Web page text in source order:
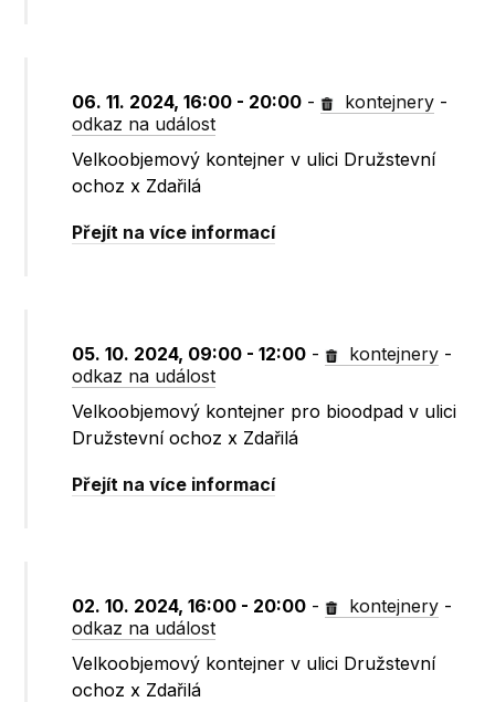
06. 11. 2024, 16:00 - 20:00 - kontejnery -
odkaz na událost
Velkoobjemový kontejner v ulici Družstevní
ochoz x Zdařilá
Přejít na více informací
05. 10. 2024, 09:00 - 12:00 - kontejnery -
odkaz na událost
Velkoobjemový kontejner pro bioodpad v ulici
Družstevní ochoz x Zdařilá
Přejít na více informací
02. 10. 2024, 16:00 - 20:00 - kontejnery -
odkaz na událost
Velkoobjemový kontejner v ulici Družstevní
ochoz x Zdařilá